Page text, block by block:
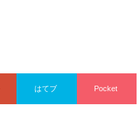
はてブ Pocket